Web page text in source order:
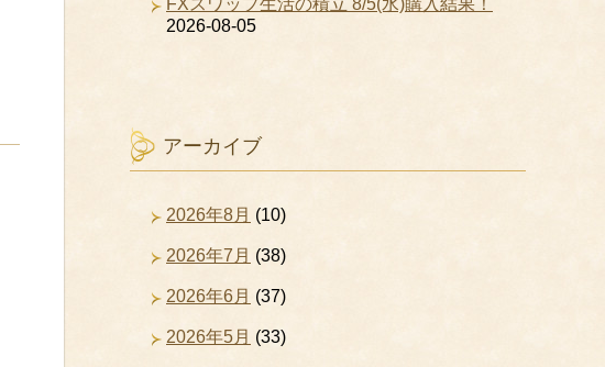
FXスワップ生活の積立 8/5(水)購入結果！
2026-08-05
アーカイブ
2026年8月 (10)
2026年7月 (38)
2026年6月 (37)
2026年5月 (33)